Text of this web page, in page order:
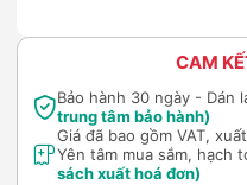
CAM
Bảo hành 30 ngày - Dán
trung tâm bảo hành)
Giá đã bao gồm VAT,
Yên tâm mua sắm, hạch
sách xuất hoá đơn)